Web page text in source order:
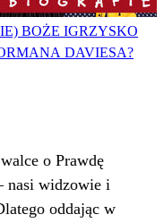
BOŻE IGRZYSKO
DAVIESA?
o Prawdę
nasi widzowie i
oddając w